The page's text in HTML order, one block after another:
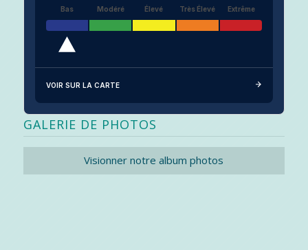
Bas Modéré Élevé Très Élevé Extrême
VOIR SUR LA CARTE
GALERIE DE PHOTOS
Visionner notre album photos